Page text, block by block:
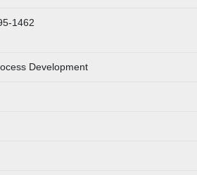
1462
Development